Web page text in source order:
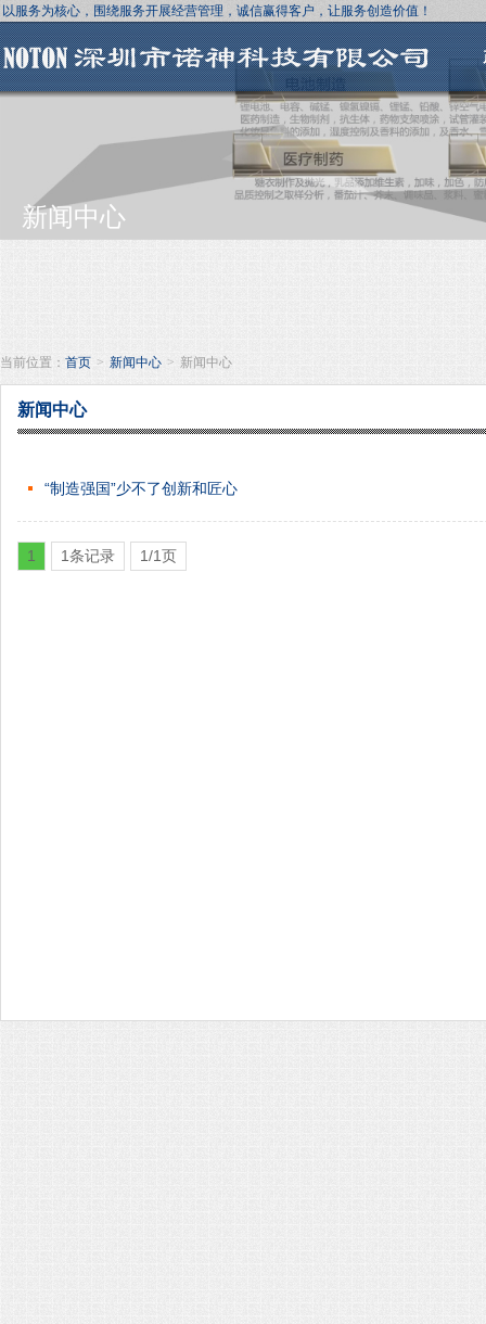
以服务为核心，围绕服务开展经营管理，诚信赢得客户，让服务创造价值！
新闻中心
当前位置： 首页 > 新闻中心 > 新闻中心
新闻中心
“制造强国”少不了创新和匠心
1 1条记录 1/1页